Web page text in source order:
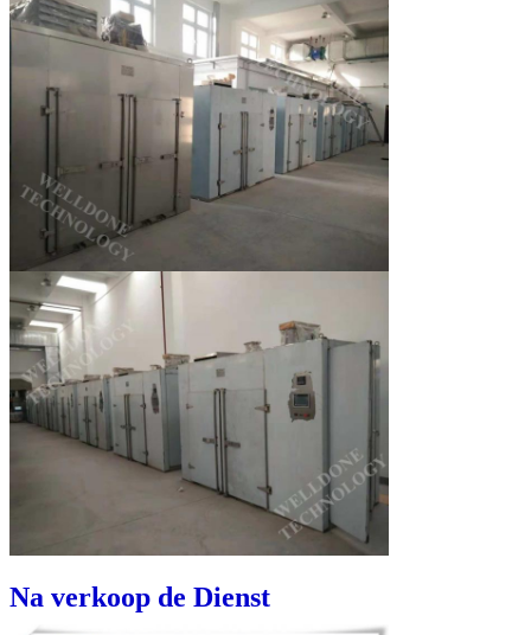
Na verkoop de Dienst